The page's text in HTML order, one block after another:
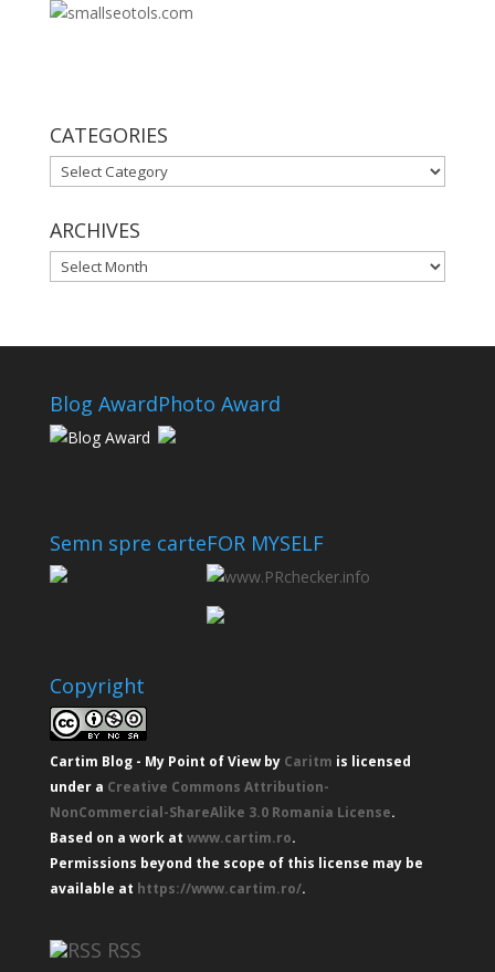
CATEGORIES
CATEGORIES
ARCHIVES
ARCHIVES
Blog AwardPhoto Award
Semn spre carteFOR MYSELF
Copyright
Cartim Blog - My Point of Viewby Caritm is licensed
under a Creative Commons Attribution-
NonCommercial-ShareAlike 3.0 Romania License.
Based on a work at www.cartim.ro.
Permissions beyond the scope of this license may be
available at https://www.cartim.ro/.
RSS